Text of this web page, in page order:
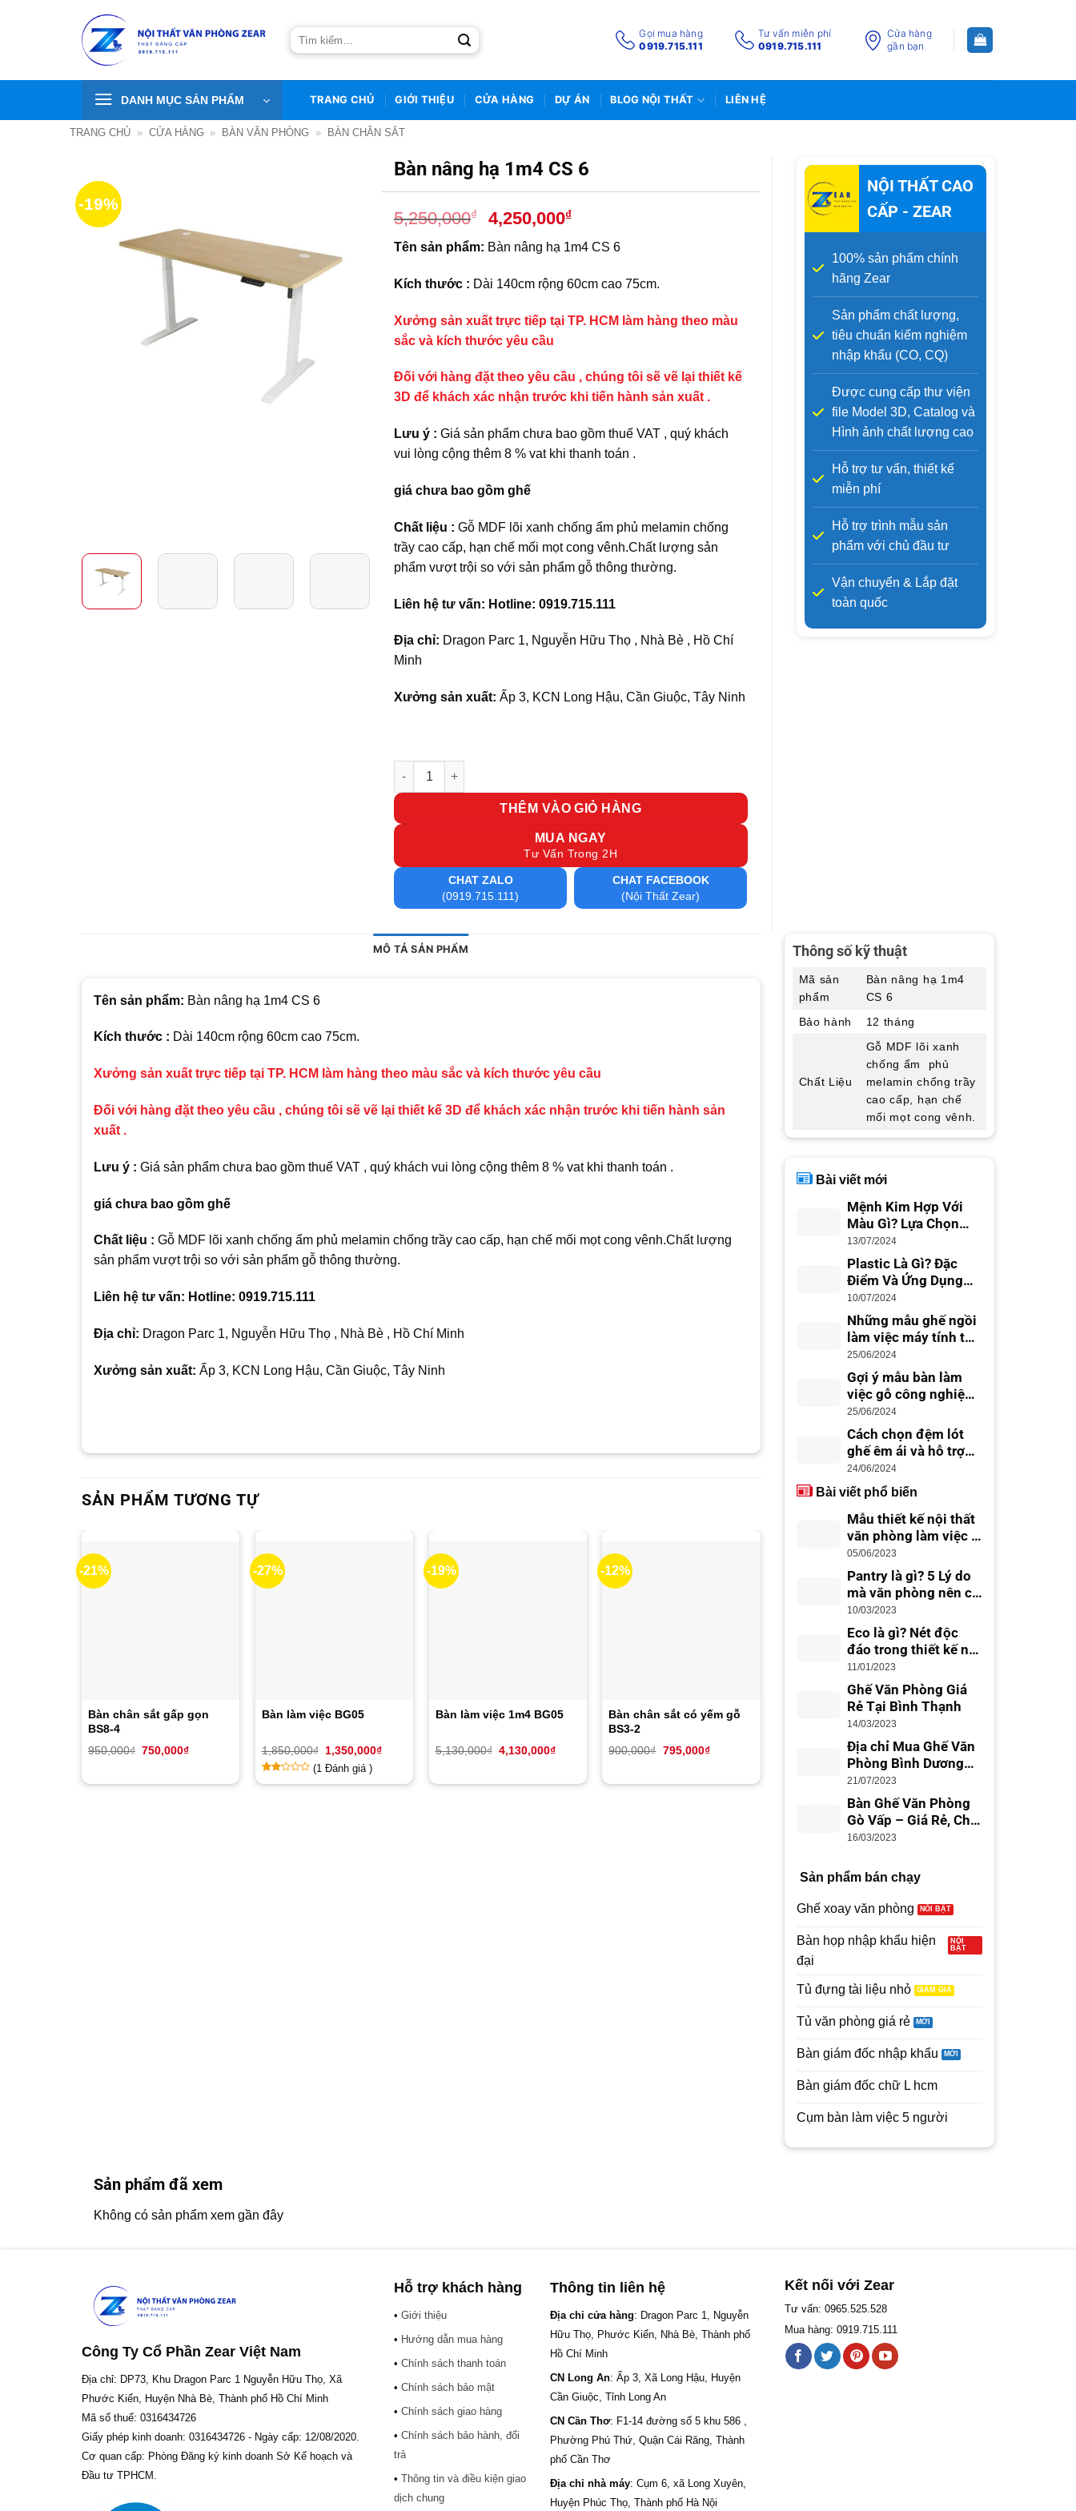
Tìm
kiếm:
Gọi mua hàng
0919.715.111
Tư vấn miễn phí
0919.715.111
Cửa hàng
gần bạn
DANH MỤC SẢN PHẨM TRANG CHỦ GIỚI THIỆU CỬA HÀNG DỰ ÁN BLOG NỘI THẤT LIÊN HỆ
TRANG CHỦ » CỬA HÀNG » BÀN VĂN PHÒNG » BÀN CHÂN SẮT
-19%
Bàn nâng hạ 1m4 CS 6
5,250,000₫
Giá
gốc
là:
5,250,000₫.
4,250,000₫Giá
tại
là:
4,250,000₫.
Tên sản phẩm: Bàn nâng hạ 1m4 CS 6
Kích thước : Dài 140cm rộng 60cm cao 75cm.
Xưởng sản xuất trực tiếp tại TP. HCM làm hàng theo màu
sắc và kích thước yêu cầu
Đối với hàng đặt theo yêu cầu , chúng tôi sẽ vẽ lại thiết kế
3D để khách xác nhận trước khi tiến hành sản xuất .
Lưu ý : Giá sản phẩm chưa bao gồm thuế VAT , quý khách
vui lòng cộng thêm 8 % vat khi thanh toán .
giá chưa bao gồm ghế
Chất liệu : Gỗ MDF lõi xanh chống ẩm phủ melamin chống
trầy cao cấp, hạn chế mối mọt cong vênh.Chất lượng sản
phẩm vượt trội so với sản phẩm gỗ thông thường.
Liên hệ tư vấn: Hotline: 0919.715.111
Địa chỉ: Dragon Parc 1, Nguyễn Hữu Thọ , Nhà Bè , Hồ Chí
Minh
Xưởng sản xuất: Ấp 3, KCN Long Hậu, Cần Giuộc, Tây Ninh
Bàn nâng hạ 1m4 CS 6 số lượng
THÊM VÀO GIỎ HÀNG
MUA NGAY
Tư Vấn Trong 2H
CHAT ZALO
(0919.715.111)
CHAT FACEBOOK
(Nội Thất Zear)
NỘI THẤT CAO
CẤP - ZEAR
100% sản phẩm chính
hãng Zear
Sản phẩm chất lượng,
tiêu chuẩn kiểm nghiệm
nhập khẩu (CO, CQ)
Được cung cấp thư viện
file Model 3D, Catalog và
Hình ảnh chất lượng cao
Hỗ trợ tư vấn, thiết kế
miễn phí
Hỗ trợ trình mẫu sản
phẩm với chủ đầu tư
Vận chuyển & Lắp đặt
toàn quốc
MÔ TẢ SẢN PHẨM
Tên sản phẩm: Bàn nâng hạ 1m4 CS 6
Kích thước : Dài 140cm rộng 60cm cao 75cm.
Xưởng sản xuất trực tiếp tại TP. HCM làm hàng theo màu sắc và kích thước yêu cầu
Đối với hàng đặt theo yêu cầu , chúng tôi sẽ vẽ lại thiết kế 3D để khách xác nhận trước khi tiến hành sản
xuất .
Lưu ý : Giá sản phẩm chưa bao gồm thuế VAT , quý khách vui lòng cộng thêm 8 % vat khi thanh toán .
giá chưa bao gồm ghế
Chất liệu : Gỗ MDF lõi xanh chống ẩm phủ melamin chống trầy cao cấp, hạn chế mối mọt cong vênh.Chất lượng
sản phẩm vượt trội so với sản phẩm gỗ thông thường.
Liên hệ tư vấn: Hotline: 0919.715.111
Địa chỉ: Dragon Parc 1, Nguyễn Hữu Thọ , Nhà Bè , Hồ Chí Minh
Xưởng sản xuất: Ấp 3, KCN Long Hậu, Cần Giuộc, Tây Ninh
SẢN PHẨM TƯƠNG TỰ
-21%
Bàn chân sắt gấp gọn
BS8-4
950,000₫ Giá
950,000₫.
750,000₫Giá
là:
-27%
Bàn làm việc BG05
1,850,000₫ Giá
gốc
là:
1,850,000₫.
1,350,000₫Giá
là:
2
1
(1 Đánh giá )
-19%
Bàn làm việc 1m4 BG05
5,130,000₫ Giá
gốc
5,130,000₫.
4,130,000₫Giá
là:
-12%
Bàn chân sắt có yếm gỗ
BS3-2
900,000₫ Giá
900,000₫.
795,000₫Giá
là:
Bàn chân sắt chữ X BS5-2
Giá
gốc
900,000₫.
700,000₫Giá
hiện
tại
là:
700,000₫.
-12%
Bàn chân sắt có yếm
900,000
Thông số kỹ thuật
Mã sản
phẩm
Bàn nâng hạ 1m4
CS 6
Bảo hành
12 tháng
Chất Liệu
Gỗ MDF lõi xanh
chống ẩm phủ
melamin chống trầy
cao cấp, hạn chế
mối mọt cong vênh.
Bài viết mới
Mệnh Kim Hợp Với
Màu Gì? Lựa Chọn
Màu Sắc Phong Thủy
13/07/2024
Plastic Là Gì? Đặc
Điểm Và Ứng Dụng
Trong Cuộc Sống
10/07/2024
Những mẫu ghế ngồi
làm việc máy tính tốt
nhất cho dân văn
phòng
25/06/2024
Gợi ý mẫu bàn làm
việc gỗ công nghiệp
đẹp hiện đại
25/06/2024
Cách chọn đệm lót
ghế êm ái và hỗ trợ
lưng tốt
24/06/2024
Bài viết phổ biến
Mẫu thiết kế nội thất
văn phòng làm việc –
thiết kế văn phòng
đẹp, chuyên nghiệp
05/06/2023
Pantry là gì? 5 Lý do
mà văn phòng nên có
Office Pantry
10/03/2023
Eco là gì? Nét độc
đáo trong thiết kế nội
thất Eco
11/01/2023
Ghế Văn Phòng Giá
Rẻ Tại Bình Thạnh
14/03/2023
Địa chỉ Mua Ghế Văn
Phòng Bình Dương
Giá Rẻ, Uy Tín
21/07/2023
Bàn Ghế Văn Phòng
Gò Vấp – Giá Rẻ, Chất
Lượng
16/03/2023
Sản phẩm bán chạy
Ghế xoay văn phòng
Bàn họp nhập khẩu hiện
đại
Tủ đựng tài liệu nhỏ
Tủ văn phòng giá rẻ
Bàn giám đốc nhập khẩu
Bàn giám đốc chữ L hcm
Cụm bàn làm việc 5 người
Sản phẩm đã xem
Không có sản phẩm xem gần đây
Công Ty Cổ Phần Zear Việt Nam
Địa chỉ: DP73, Khu Dragon Parc 1 Nguyễn Hữu Thọ, Xã
Phước Kiển, Huyện Nhà Bè, Thành phố Hồ Chí Minh
Mã số thuế: 0316434726
Giấy phép kinh doanh: 0316434726 - Ngày cấp: 12/08/2020.
Cơ quan cấp: Phòng Đăng ký kinh doanh Sở Kế hoạch và
Đầu tư TPHCM.
Hỗ trợ khách hàng
• Giới thiệu
• Hướng dẫn mua hàng
• Chính sách thanh toán
• Chính sách bảo mật
• Chính sách giao hàng
• Chính sách bảo hành, đổi
trả
• Thông tin và điều kiện giao
dịch chung
Thông tin liên hệ
Địa chỉ cửa hàng: Dragon Parc 1, Nguyễn
Hữu Thọ, Phước Kiển, Nhà Bè, Thành phố
Hồ Chí Minh
CN Long An: Ấp 3, Xã Long Hậu, Huyện
Cần Giuộc, Tỉnh Long An
CN Cần Thơ: F1-14 đường số 5 khu 586 ,
Phường Phú Thứ, Quận Cái Răng, Thành
phố Cần Thơ
Địa chỉ nhà máy: Cụm 6, xã Long Xuyên,
Huyện Phúc Thọ, Thành phố Hà Nội
Kết nối với Zear
Tư vấn: 0965.525.528
Mua hàng: 0919.715.111